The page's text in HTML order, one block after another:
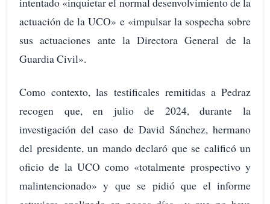
actuación de la UCO» e «impulsar la sospecha sobre
sus actuaciones ante la Directora General de la
Guardia Civil».
Como contexto, las testificales remitidas a Pedraz
recogen que, en julio de 2024, durante la
investigación del caso de David Sánchez, hermano
del presidente, un mando declaró que se calificó un
oficio de la UCO como «totalmente prospectivo y
malintencionado» y que se pidió que el informe